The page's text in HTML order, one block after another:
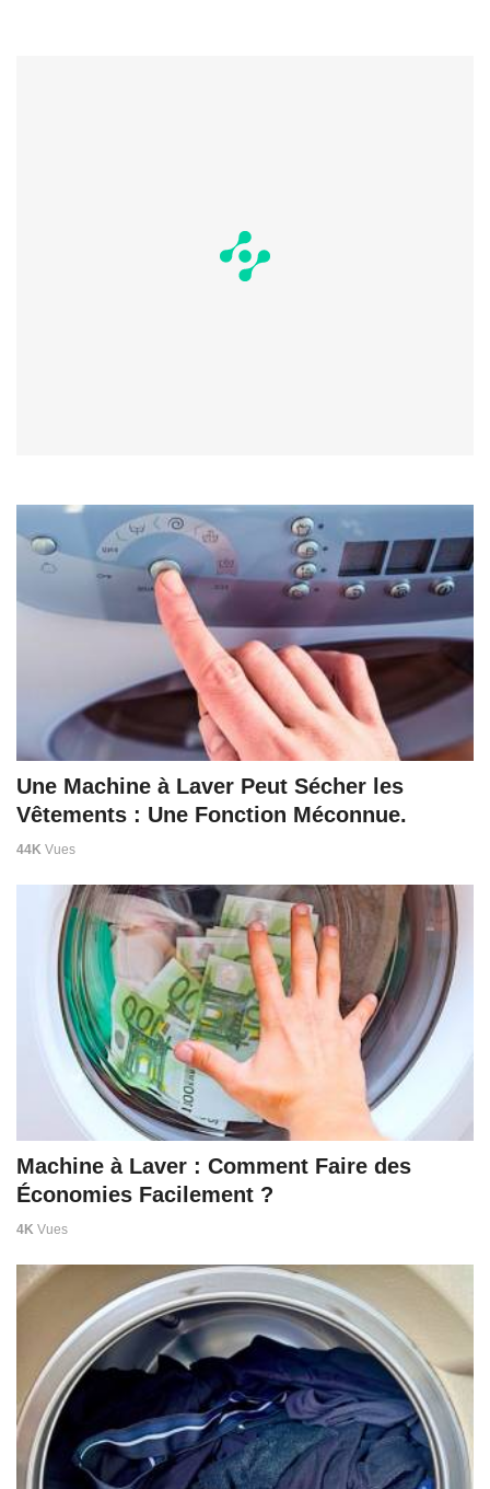
Une Machine à Laver Peut Sécher les
Vêtements : Une Fonction Méconnue.
44K Vues
Machine à Laver : Comment Faire des
Économies Facilement ?
4K Vues